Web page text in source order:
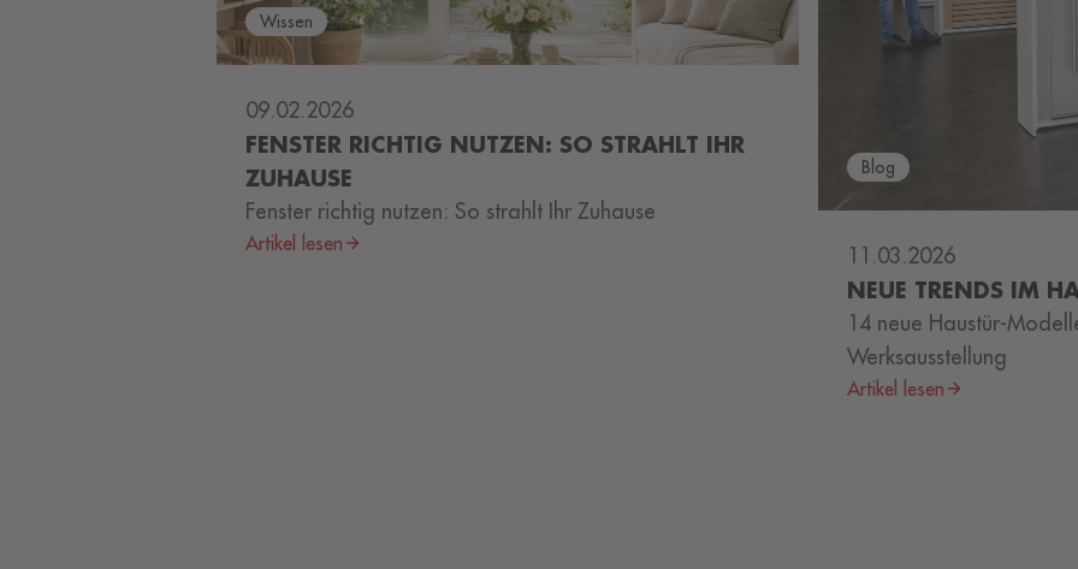
Wissen
09.02.2026
FENSTER RICHTIG NUTZEN: SO STRAHLT IHR
ZUHAUSE
Fenster richtig nutzen: So strahlt Ihr Zuhause
Artikel lesen
Blog
11.03.2026
NEUE TRENDS IM
14 neue Haustür-
Werksausstellung
Artikel lesen